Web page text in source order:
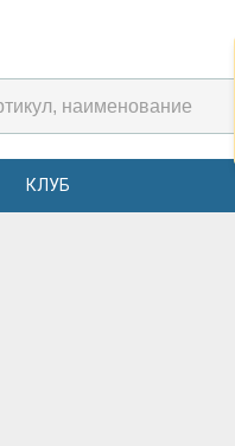
КЛУБ